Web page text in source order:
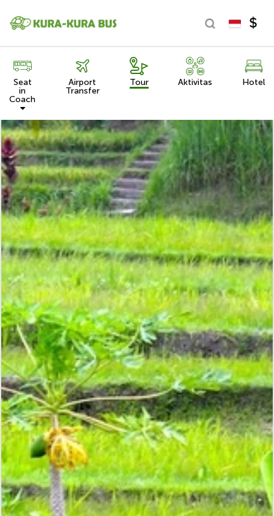
Seat
in
Coach
Airport
Transfer
Tour Aktivitas Hotel